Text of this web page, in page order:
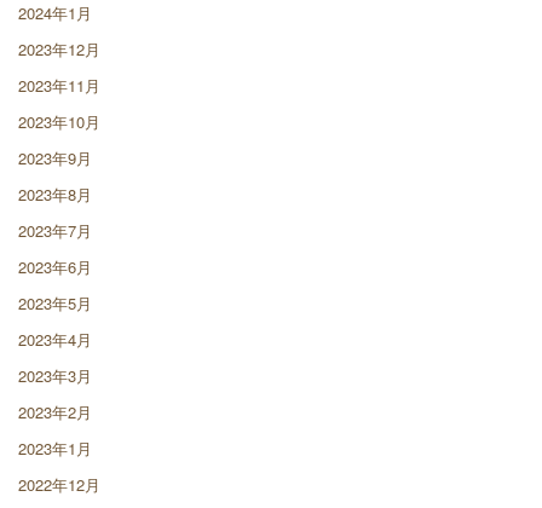
2024年1月
2023年12月
2023年11月
2023年10月
2023年9月
2023年8月
2023年7月
2023年6月
2023年5月
2023年4月
2023年3月
2023年2月
2023年1月
2022年12月